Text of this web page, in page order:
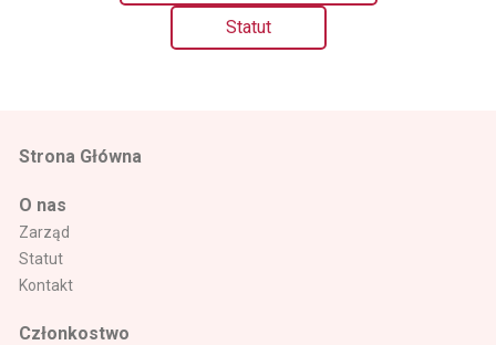
Statut
Strona Główna
O nas
Zarząd
Statut
Kontakt
Członkostwo